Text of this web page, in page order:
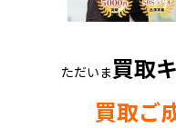
ただいま 買取
買取ご